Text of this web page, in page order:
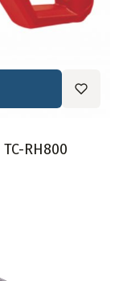
RH800